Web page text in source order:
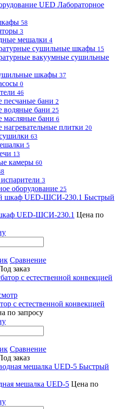
Лабораторное
58
3
мешалки 4
сушильные шкафы 15
вакуумные сушильные
шкафы 37
0
46
песчаные бани 2
водяные бани 25
масляные бани 6
нагревательные плитки 20
63
5
13
камеры 60
3
оборудование 25
Быстрый
UED-ШСИ-230.1 Цена по
Сравнение
заказ
с естественной конвекцией
по запросу
Сравнение
заказ
Быстрый
мешалка UED-5 Цена по